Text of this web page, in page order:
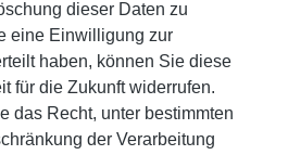
dieser Daten zu
eine Einwilligung zur
haben, können Sie diese
für die Zukunft widerrufen.
das Recht, unter bestimmten
der Verarbeitung